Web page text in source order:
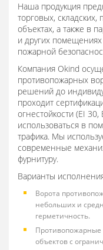
Наша продукция
торговых,
объектах, а также в
и других
пожарной
Компания Okind
противопожарных
решений до
проходит
огнестойкости (EI
использоваться в
трафика. Мы
современные
фурнитуру.
Варианты
Ворота
небольших и
герметичность.
объектов с